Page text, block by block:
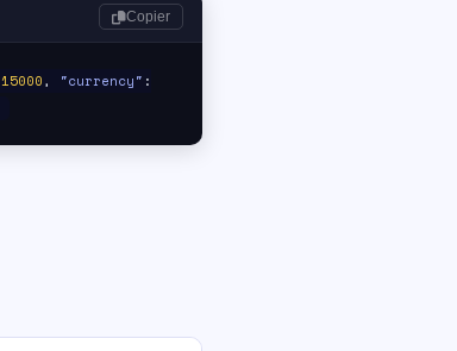
Copier
15000, "currency" :